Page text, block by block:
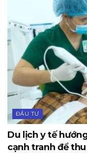
ĐẦU TƯ
Du lịch y tế
cạnh tranh để